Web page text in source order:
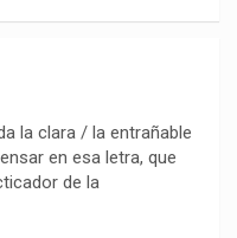
la clara / la entrañable
en esa letra, que
de la